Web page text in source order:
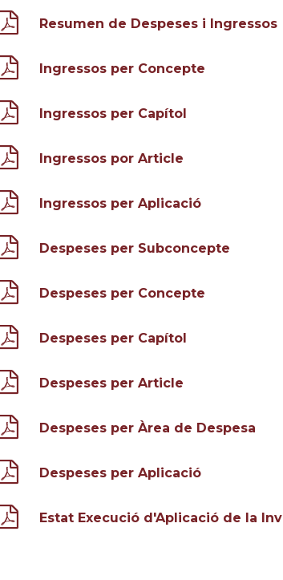
Resumen de Despeses i Ingressos
Ingressos per Concepte
Ingressos per Capítol
Ingressos por Article
Ingressos per Aplicació
Despeses per Subconcepte
Despeses per Concepte
Despeses per Capítol
Despeses per Article
Despeses per Àrea de Despesa
Despeses per Aplicació
Estat Execució d'Aplicació de la